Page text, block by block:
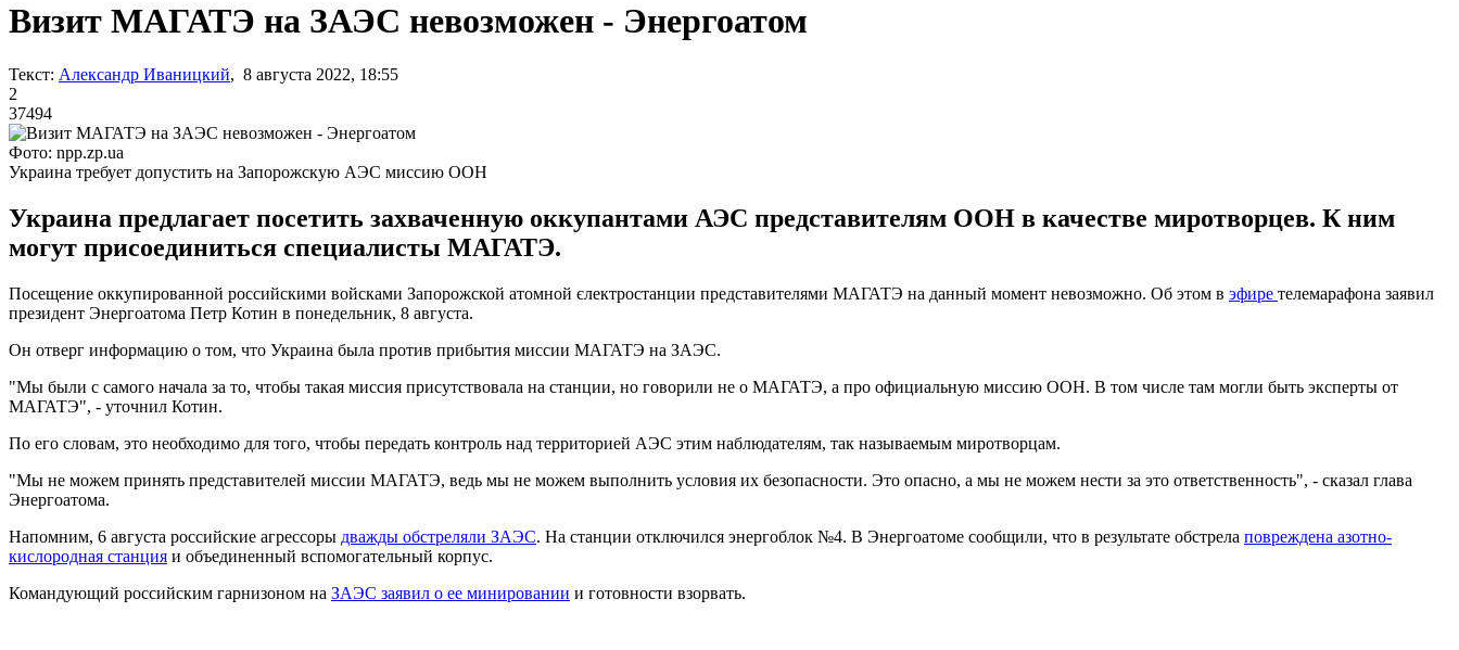
Визит МАГАТЭ на ЗАЭС невозможен - Энергоатом
Текст: Александр Иваницкий, 8 августа 2022, 18:55
2
37494
Фото: npp.zp.ua
Украина требует допустить на Запорожскую АЭС миссию ООН
Украина предлагает посетить захваченную оккупантами АЭС представителям ООН в качестве миротворцев. К ним
могут присоединиться специалисты МАГАТЭ.
Посещение оккупированной российскими войсками Запорожской атомной єлектростанции представителями МАГАТЭ на данный момент невозможно. Об этом в эфире телемарафона заявил
президент Энергоатома Петр Котин в понедельник, 8 августа.
Он отверг информацию о том, что Украина была против прибытия миссии МАГАТЭ на ЗАЭС.
"Мы были с самого начала за то, чтобы такая миссия присутствовала на станции, но говорили не о МАГАТЭ, а про официальную миссию ООН. В том числе там могли быть эксперты от
МАГАТЭ", - уточнил Котин.
По его словам, это необходимо для того, чтобы передать контроль над территорией АЭС этим наблюдателям, так называемым миротворцам.
"Мы не можем принять представителей миссии МАГАТЭ, ведь мы не можем выполнить условия их безопасности. Это опасно, а мы не можем нести за это ответственность", - сказал глава
Энергоатома.
Напомним, 6 августа российские агрессоры дважды обстреляли ЗАЭС. На станции отключился энергоблок №4. В Энергоатоме сообщили, что в результате обстрела повреждена азотно-
кислородная станция и объединенный вспомогательный корпус.
Командующий российским гарнизоном на ЗАЭС заявил о ее минировании и готовности взорвать.